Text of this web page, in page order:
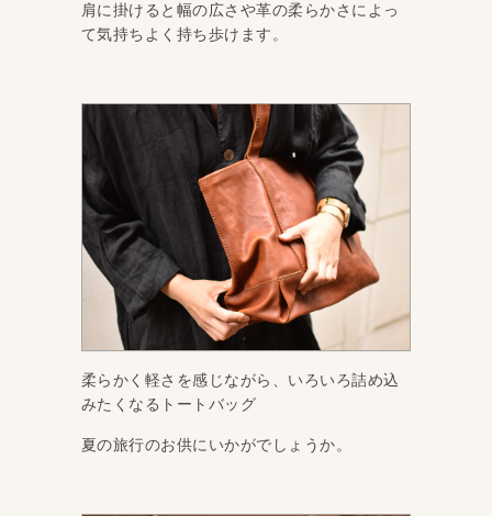
肩に掛けると幅の広さや革の柔らかさによっ
て気持ちよく持ち歩けます。
柔らかく軽さを感じながら、いろいろ詰め込
みたくなるトートバッグ
夏の旅行のお供にいかがでしょうか。